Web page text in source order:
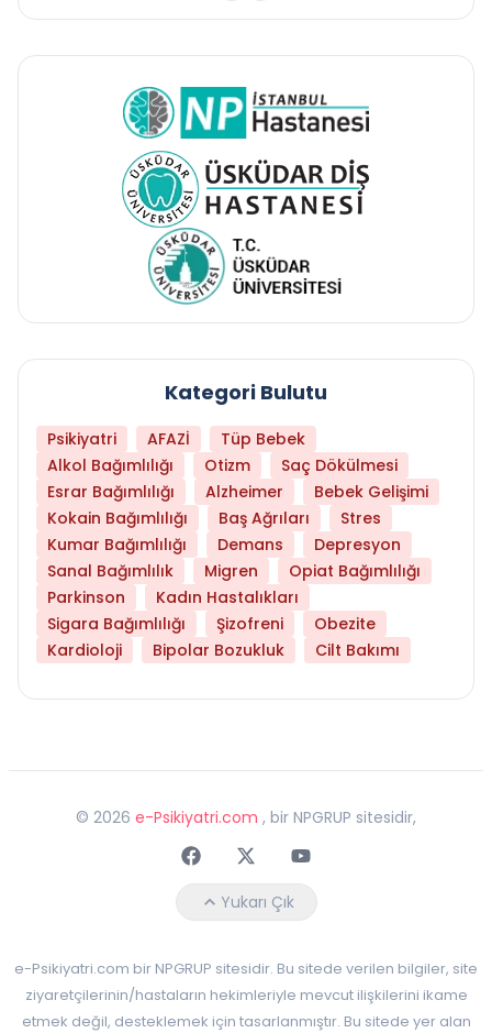
Kategori Bulutu
Psikiyatri AFAZİ
Tüp Bebek
Alkol Bağımlılığı
Otizm
Saç Dökülmesi
Esrar Bağımlılığı
Alzheimer
Bebek Gelişimi
Kokain Bağımlılığı
Baş Ağrıları
Stres
Kumar Bağımlılığı
Demans
Depresyon
Sanal Bağımlılık
Migren
Opiat Bağımlılığı
Parkinson
Kadın Hastalıkları
Sigara Bağımlılığı
Şizofreni
Obezite
Kardioloji
Bipolar Bozukluk Cilt Bakımı
© 2026 e-Psikiyatri.com , bir NPGRUP sitesidir,
FaceebokTwitterYoutube
Yukarı Çık
e-Psikiyatri.com bir NPGRUP sitesidir. Bu sitede verilen bilgiler, site
ziyaretçilerinin/hastaların hekimleriyle mevcut ilişkilerini ikame
etmek değil, desteklemek için tasarlanmıştır. Bu sitede yer alan